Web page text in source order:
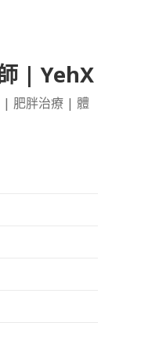
| YehX
| 肥胖治療 | 體